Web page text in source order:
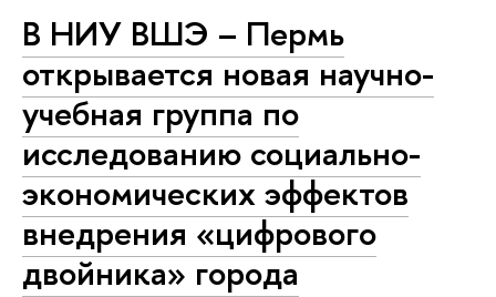
В НИУ ВШЭ – Пермь
открывается новая научно-
учебная группа по
исследованию социально-
экономических эффектов
внедрения «цифрового
двойника» города